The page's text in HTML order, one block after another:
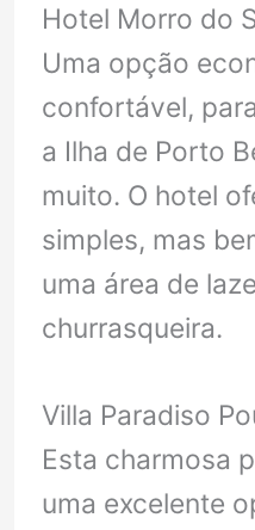
Hotel Morro do
Uma opção
confortável,
a Ilha de Porto
muito. O hotel
simples, mas
uma área de
churrasqueira.
Villa Paradiso
Esta charmosa
uma excelente